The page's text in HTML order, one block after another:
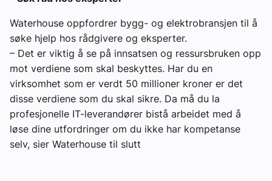
Waterhouse oppfordrer bygg- og elektrobransjen til å
søke hjelp hos rådgivere og eksperter.
– Det er viktig å se på innsatsen og ressursbruken opp
mot verdiene som skal beskyttes. Har du en
virksomhet som er verdt 50 millioner kroner er det
disse verdiene som du skal sikre. Da må du la
profesjonelle IT-leverandører bistå arbeidet med å
løse dine utfordringer om du ikke har kompetanse
selv, sier Waterhouse til slutt